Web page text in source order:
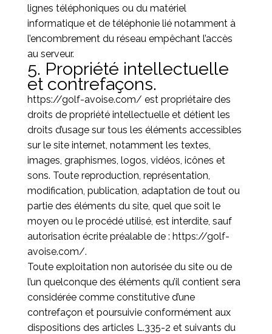
lignes téléphoniques ou du matériel
informatique et de téléphonie lié notamment à
l’encombrement du réseau empêchant l’accès
au serveur.
5. Propriété intellectuelle
et contrefaçons.
https://golf-avoise.com/ est propriétaire des
droits de propriété intellectuelle et détient les
droits d’usage sur tous les éléments accessibles
sur le site internet, notamment les textes,
images, graphismes, logos, vidéos, icônes et
sons. Toute reproduction, représentation,
modification, publication, adaptation de tout ou
partie des éléments du site, quel que soit le
moyen ou le procédé utilisé, est interdite, sauf
autorisation écrite préalable de : https://golf-
avoise.com/.
Toute exploitation non autorisée du site ou de
l’un quelconque des éléments qu’il contient sera
considérée comme constitutive d’une
contrefaçon et poursuivie conformément aux
dispositions des articles L.335-2 et suivants du